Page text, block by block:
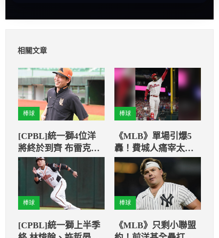
相關文章
棒球
[CPBL]統一獅4位洋
將終於到齊 布雷克、
羅昂確定趕不上開幕
棒球
《MLB》單場引爆5
轟！費城人痛宰太空
人取得優勢！
棒球
[CPBL]統一獅上半季
棒球
《MLB》只剩小聯盟